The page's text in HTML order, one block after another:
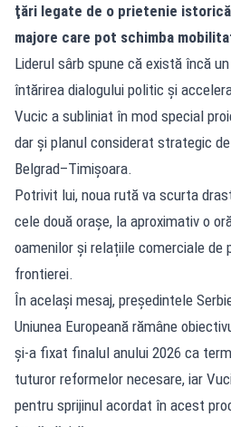
ţări legate de o prietenie
majore care pot schimba
Liderul sârb spune că există încă
întărirea dialogului politic și
Vucic a subliniat în mod special
dar şi planul considerat strategic
Belgrad–Timişoara.
Potrivit lui, noua rută va scurta
cele două oraşe, la aproximativ o
oamenilor şi relațiile comerciale de
frontierei.
În acelaşi mesaj, preşedintele
Uniunea Europeană rămâne
şi-a fixat finalul anului 2026 ca
tuturor reformelor necesare, iar
pentru sprijinul acordat în acest